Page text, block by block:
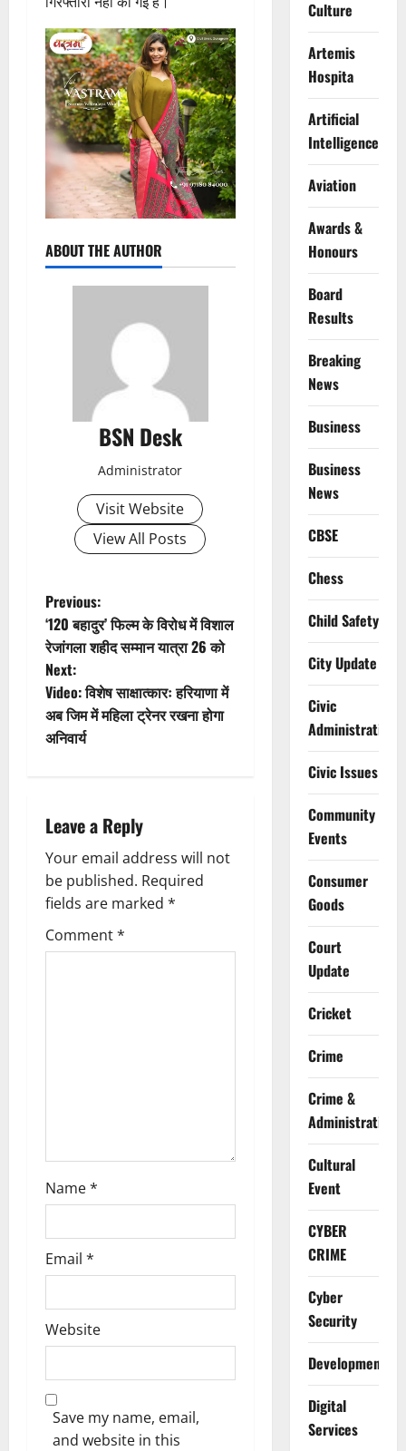
ABOUT THE AUTHOR
BSN Desk
Administrator
Visit Website
View All Posts
P
o
s
t
v
i
g
a
Previous:
‘120 बहादुर’ फिल्‍म के विरोध में विशाल
रेजांगला शहीद सम्मान यात्रा 26 को
Next:
Video: विशेष साक्षात्कारः हरियाणा में
अब जिम में महिला ट्रेनर रखना होगा
अनिवार्य
Leave a Reply
Your email address will not
be published. Required
fields are marked *
Comment*
Name*
Email *
Website
Save my name, email,
and website in this
Culture
Artemis
Hospita
Artificial
Intelligence
Aviation
Awards &
Honours
Board
Results
Breaking
News
Business
Business
News
CBSE
Chess
Child Safety
City Update
Civic
Administration
Civic Issues
Community
Events
Consumer
Goods
Court
Update
Cricket
Crime
Crime &
Administration
Cultural
Event
CYBER
CRIME
Cyber
Security
Development
Digital
Services